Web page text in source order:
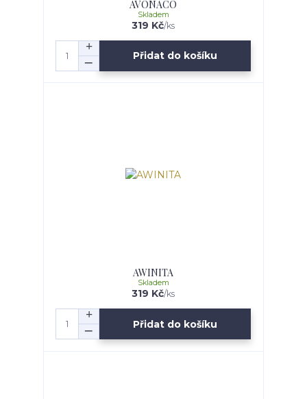
AVONACO
319 Kč/ks
Skladem
Přidat do košíku
AWINITA
319 Kč/ks
Skladem
Přidat do košíku